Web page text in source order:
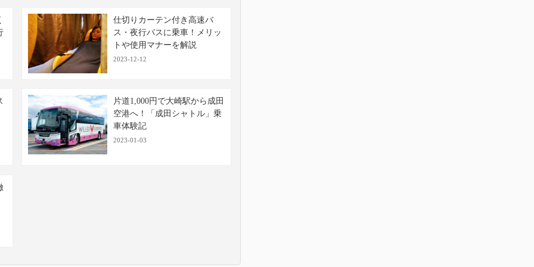
仕切りカーテン付き高速バ
ス・夜行バスに乗車！メリッ
トや使用マナーを解説
2023-12-12
片道1,000円で大崎駅から成田
空港へ！「成田シャトル」乗
車体験記
2023-01-03